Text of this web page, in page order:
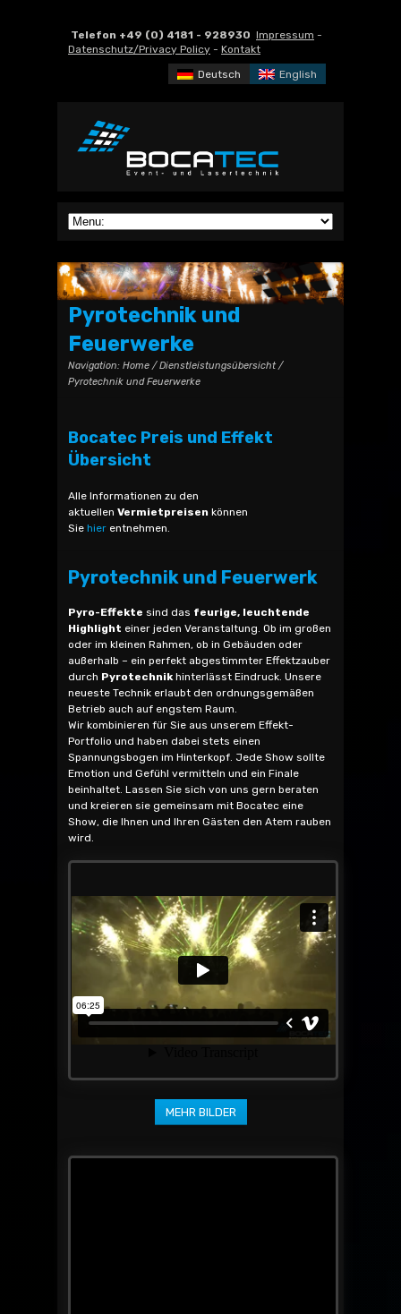
Telefon +49 (0) 4181 - 928930 Impressum -
Datenschutz/Privacy Policy - Kontakt
Deutsch
English
Pyrotechnik und
Feuerwerke
Navigation: Home /Dienstleistungsübersicht/
Pyrotechnik und Feuerwerke
Bocatec Preis und Effekt
Übersicht
Alle Informationen zu den
aktuellen Vermietpreisen können
Sie hier entnehmen.
Pyrotechnik und Feuerwerk
Pyro-Effekte sind das feurige, leuchtende
Highlight einer jeden Veranstaltung. Ob im großen
oder im kleinen Rahmen, ob in Gebäuden oder
außerhalb – ein perfekt abgestimmter Effektzauber
durch Pyrotechnikhinterlässt Eindruck. Unsere
neueste Technik erlaubt den ordnungsgemäßen
Betrieb auch auf engstem Raum.
Wir kombinieren für Sie aus unserem Effekt-
Portfolio und haben dabei stets einen
Spannungsbogen im Hinterkopf. Jede Show sollte
Emotion und Gefühl vermitteln und ein Finale
beinhaltet. Lassen Sie sich von uns gern beraten
und kreieren sie gemeinsam mit Bocatec eine
Show, die Ihnen und Ihren Gästen den Atem rauben
wird.